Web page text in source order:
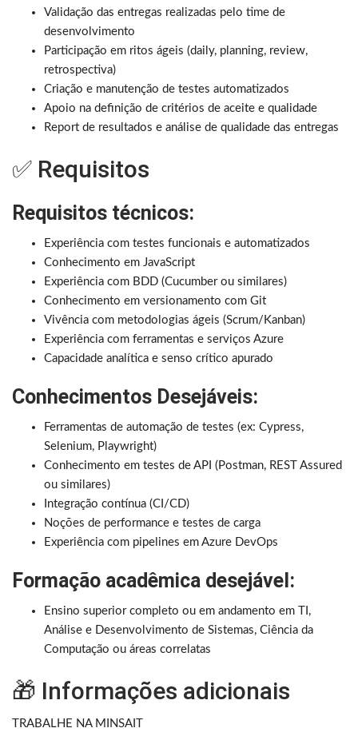
Validação das entregas realizadas pelo time de
desenvolvimento
Participação em ritos ágeis (daily, planning, review,
retrospectiva)
Criação e manutenção de testes automatizados
Apoio na definição de critérios de aceite e qualidade
Report de resultados e análise de qualidade das entregas
✅ Requisitos
Requisitos técnicos:
Experiência com testes funcionais e automatizados
Conhecimento em JavaScript
Experiência com BDD (Cucumber ou similares)
Conhecimento em versionamento com Git
Vivência com metodologias ágeis (Scrum/Kanban)
Experiência com ferramentas e serviços Azure
Capacidade analítica e senso crítico apurado
Conhecimentos Desejáveis:
Ferramentas de automação de testes (ex: Cypress,
Selenium, Playwright)
Conhecimento em testes de API (Postman, REST Assured
ou similares)
Integração contínua (CI/CD)
Noções de performance e testes de carga
Experiência com pipelines em Azure DevOps
Formação acadêmica desejável:
Ensino superior completo ou em andamento em TI,
Análise e Desenvolvimento de Sistemas, Ciência da
Computação ou áreas correlatas
🎁 Informações adicionais
TRABALHE NA MINSAIT